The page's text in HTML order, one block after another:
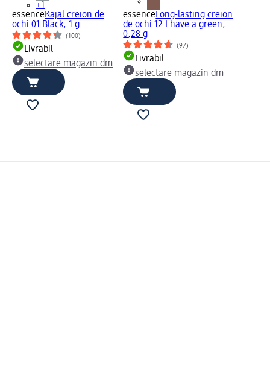
+1
essenceKajal creion de
ochi 01 Black, 1 g
(100)
Livrabil
selectare magazin dm
essenceLong-lasting creion
de ochi 12 I have a green,
0,28 g
(97)
Livrabil
selectare magazin dm